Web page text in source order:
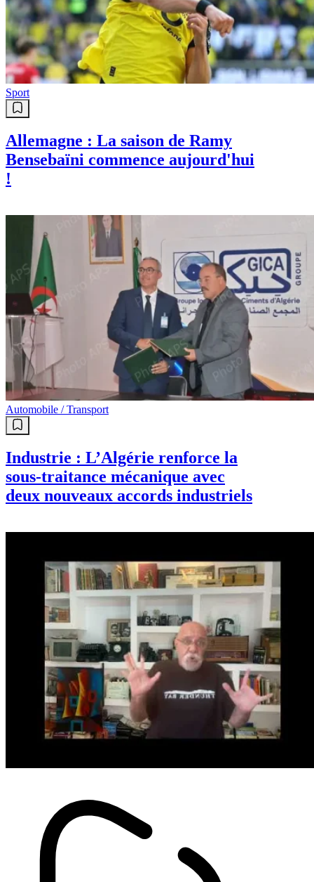
Accident de la route : 6 morts et 18
blessés dans la commune d’Ibn
Ziad
Sport
Allemagne : La saison de Ramy
Bensebaïni commence aujourd'hui
Automobile / Transport
Industrie : L’Algérie renforce la
sous-traitance mécanique avec
deux nouveaux accords industriels